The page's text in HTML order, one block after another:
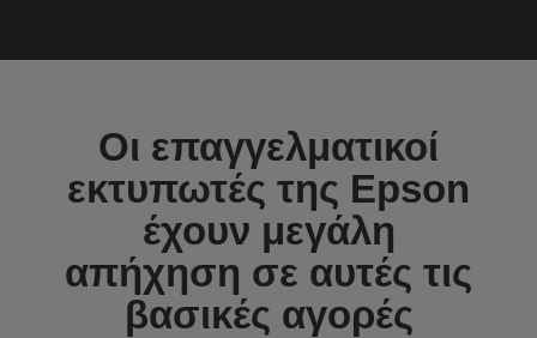
Οι επαγγελματικοί
εκτυπωτές της Epson
έχουν μεγάλη
απήχηση σε αυτές τις
βασικές αγορές